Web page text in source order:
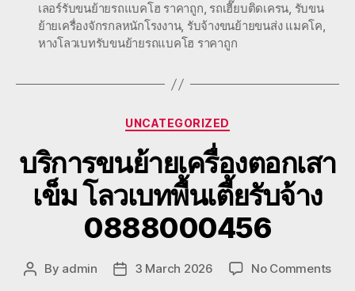
เลอร์รับขนย้ายรถแบคโฮ ราคาถูก, รถเฮี๊ยบติดเครน, รับขน
ย้ายเครื่องจักรกลหนักโรงงาน, รับจ้างขนย้ายขนส่ง แมคโค,
หางโลวเบทรับขนย้ายรถแบคโฮ ราคาถูก
Categories
UNCATEGORIZED
บริการขนย้ายเครื่องตอกเสา
เข็ม โลวเบทพื้นเตี้ยรับจ้าง
0888000456
Post
By admin
Post3 March 2026 No Commentson